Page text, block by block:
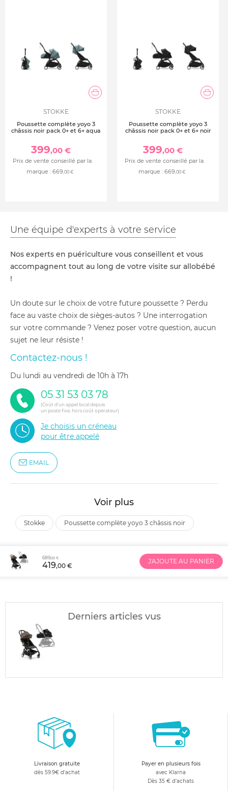
STOKKE
Poussette complète yoyo 3
châssis noir pack 0+ et 6+ aqua
399,00 €
Prix de vente conseillé par la
marque : 669,00 €
STOKKE
Poussette complète yoyo 3
châssis noir pack 0+ et 6+ noir
399,00 €
Prix de vente conseillé par la
marque : 669,00 €
Une équipe d'experts à votre service
Nos experts en puériculture vous conseillent et vous
accompagnent tout au long de votre visite sur allobébé
!
Un doute sur le choix de votre future poussette ? Perdu
face au vaste choix de sièges-autos ? Une interrogation
sur votre commande ? Venez poser votre question, aucun
sujet ne leur résiste !
Contactez-nous !
du lundi au vendredi de 10h à 17h
05 31 53 03 78
(Coût d'un appel local depuis
un poste fixe, hors coût opérateur)
Je choisis un créneau
pour être appelé
EMAIL
Voir plus
stokke poussette complète yoyo 3 châssis noir
689,00 €
419,00 €
J'AJOUTE AU PANIER
Derniers articles vus
Livraison gratuite
dès 59.9€ d'achat
Payer en plusieurs fois
avec Klarna
Dès 35 € d'achats